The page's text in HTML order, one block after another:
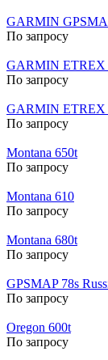
GARMIN
По запросу
GARMIN ETREX
По запросу
GARMIN ETREX
По запросу
Montana 650t
По запросу
Montana 610
По запросу
Montana 680t
По запросу
GPSMAP 78s
По запросу
Oregon 600t
По запросу